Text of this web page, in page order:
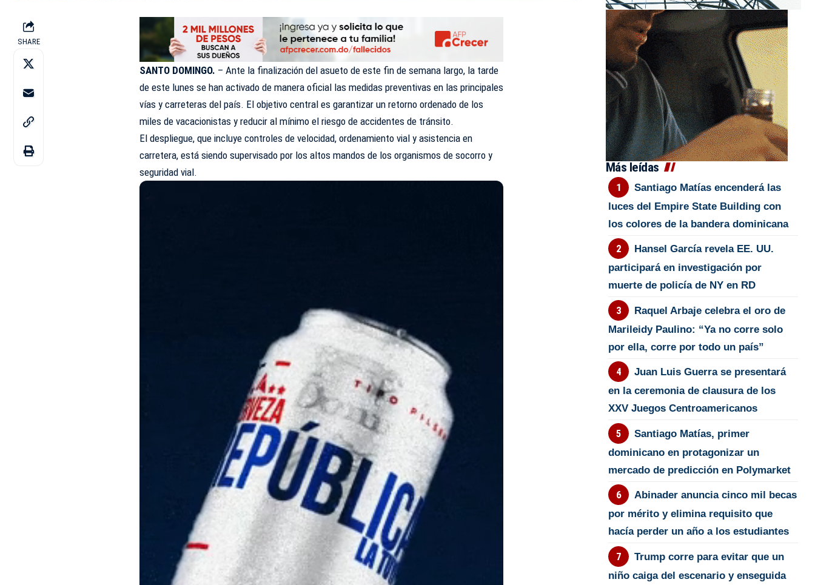
SHARE
SANTO DOMINGO. – Ante la finalización del asueto de este fin de semana largo, la tarde
de este lunes se han activado de manera oficial las medidas preventivas en las principales
vías y carreteras del país. El objetivo central es garantizar un retorno ordenado de los
miles de vacacionistas y reducir al mínimo el riesgo de accidentes de tránsito.
El despliegue, que incluye controles de velocidad, ordenamiento vial y asistencia en
carretera, está siendo supervisado por los altos mandos de los organismos de socorro y
seguridad vial.
Más leídas
Santiago Matías encenderá las
luces del Empire State Building con
los colores de la bandera dominicana
Hansel García revela EE. UU.
participará en investigación por
muerte de policía de NY en RD
Raquel Arbaje celebra el oro de
Marileidy Paulino: “Ya no corre solo
por ella, corre por todo un país”
Juan Luis Guerra se presentará
en la ceremonia de clausura de los
XXV Juegos Centroamericanos
Santiago Matías, primer
dominicano en protagonizar un
mercado de predicción en Polymarket
Abinader anuncia cinco mil becas
por mérito y elimina requisito que
hacía perder un año a los estudiantes
Trump corre para evitar que un
niño caiga del escenario y enseguida